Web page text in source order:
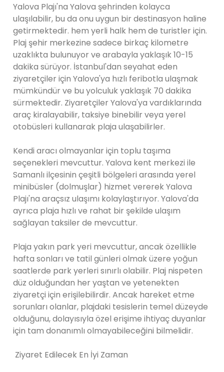
Yalova Plajı'na Yalova şehrinden kolayca
ulaşılabilir, bu da onu uygun bir destinasyon haline
getirmektedir. hem yerli halk hem de turistler için.
Plaj şehir merkezine sadece birkaç kilometre
uzaklıkta bulunuyor ve arabayla yaklaşık 10-15
dakika sürüyor. İstanbul'dan seyahat eden
ziyaretçiler için Yalova'ya hızlı feribotla ulaşmak
mümkündür ve bu yolculuk yaklaşık 70 dakika
sürmektedir. Ziyaretçiler Yalova'ya vardıklarında
araç kiralayabilir, taksiye binebilir veya yerel
otobüsleri kullanarak plaja ulaşabilirler.
Kendi aracı olmayanlar için toplu taşıma
seçenekleri mevcuttur. Yalova kent merkezi ile
Samanlı ilçesinin çeşitli bölgeleri arasında yerel
minibüsler (dolmuşlar) hizmet vererek Yalova
Plajı'na araçsız ulaşımı kolaylaştırıyor. Yalova'da
ayrıca plaja hızlı ve rahat bir şekilde ulaşım
sağlayan taksiler de mevcuttur.
Plaja yakın park yeri mevcuttur, ancak özellikle
hafta sonları ve tatil günleri olmak üzere yoğun
saatlerde park yerleri sınırlı olabilir. Plaj nispeten
düz olduğundan her yaştan ve yetenekten
ziyaretçi için erişilebilirdir. Ancak hareket etme
sorunları olanlar, plajdaki tesislerin temel düzeyde
olduğunu, dolayısıyla özel erişime ihtiyaç duyanlar
için tam donanımlı olmayabileceğini bilmelidir.
Ziyaret Edilecek En İyi Zaman